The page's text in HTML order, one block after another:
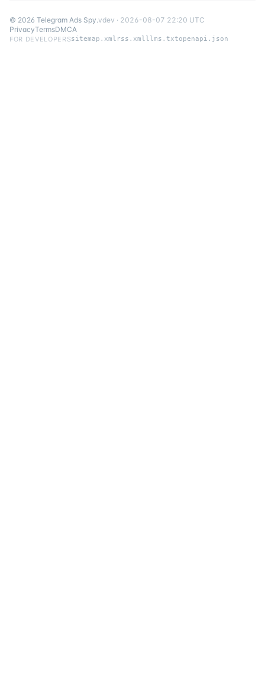
© 2026 Telegram Ads Spy.vdev · 2026-08-07 22:20 UTC
PrivacyTermsDMCA
FOR DEVELOPERSsitemap.xml rss.xml llms.txtopenapi.json